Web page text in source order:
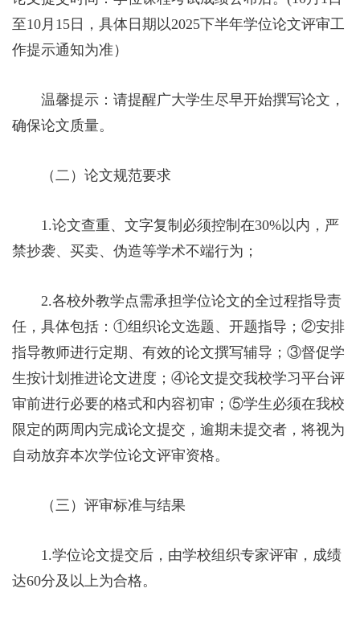
至10月15日，具体日期以2025下半年学位论文评审工
作提示通知为准）
温馨提示：请提醒广大学生尽早开始撰写论文，
确保论文质量。
（二）论文规范要求
1.论文查重、文字复制必须控制在30%以内，严
禁抄袭、买卖、伪造等学术不端行为；
2.各校外教学点需承担学位论文的全过程指导责
任，具体包括：①组织论文选题、开题指导；②安排
指导教师进行定期、有效的论文撰写辅导；③督促学
生按计划推进论文进度；④论文提交我校学习平台评
审前进行必要的格式和内容初审；⑤学生必须在我校
限定的两周内完成论文提交，逾期未提交者，将视为
自动放弃本次学位论文评审资格。
（三）评审标准与结果
1.学位论文提交后，由学校组织专家评审，成绩
达60分及以上为合格。